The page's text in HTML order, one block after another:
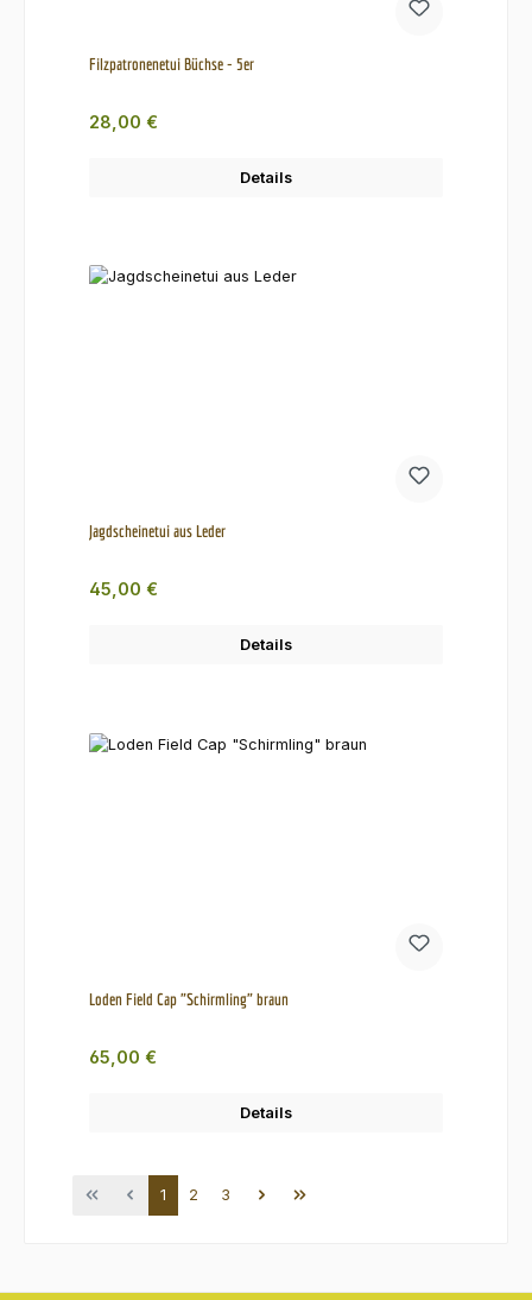
Filzpatronenetui Büchse - 5er
Regulärer Preis:
28,00 €
Details
Jagdscheinetui aus Leder
Regulärer Preis:
45,00 €
Details
Loden Field Cap "Schirmling" braun
Regulärer Preis:
65,00 €
Details
Seite
1 Seite
2 Seite
3